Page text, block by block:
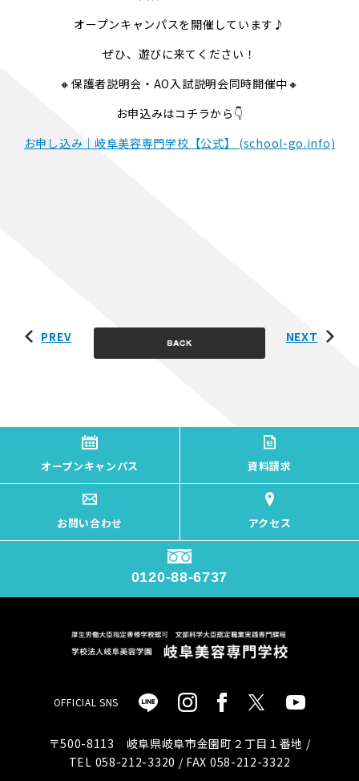
オープンキャンパスを開催しています♪
ぜひ、遊びに来てください！
🔸保護者説明会・AO入試説明会同時開催中🔸
お申込みはコチラから👇
お申し込み｜岐阜美容専門学校【公式】 (school-go.info)
PREV NEXT
オープンキャンパス 資料請求
お問い合わせ アクセス
0120-88-6737
OFFICIAL SNS
〒500-8113 岐阜県岐阜市金園町２丁目１番地 /
TEL 058-212-3320 / FAX 058-212-3322